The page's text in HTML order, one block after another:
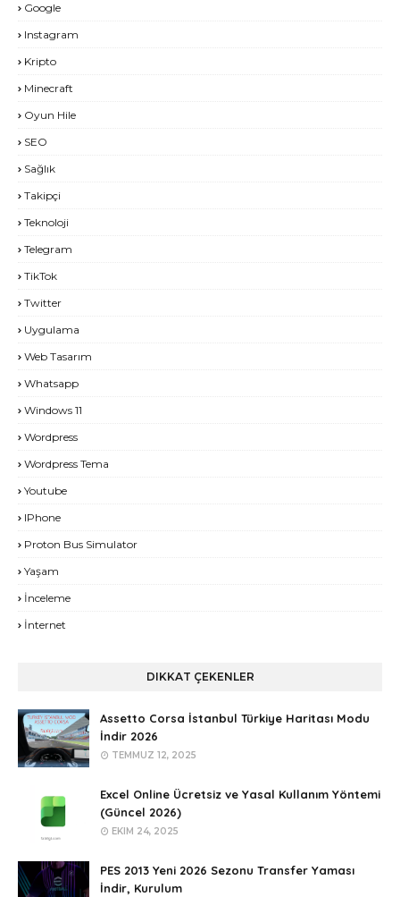
Google
Instagram
Kripto
Minecraft
Oyun Hile
SEO
Sağlık
Takipçi
Teknoloji
Telegram
TikTok
Twitter
Uygulama
Web Tasarım
Whatsapp
Windows 11
Wordpress
Wordpress Tema
Youtube
IPhone
Proton Bus Simulator
Yaşam
İnceleme
İnternet
DIKKAT ÇEKENLER
Assetto Corsa İstanbul Türkiye Haritası Modu
İndir 2026
TEMMUZ 12, 2025
Excel Online Ücretsiz ve Yasal Kullanım Yöntemi
(Güncel 2026)
EKIM 24, 2025
PES 2013 Yeni 2026 Sezonu Transfer Yaması
İndir, Kurulum